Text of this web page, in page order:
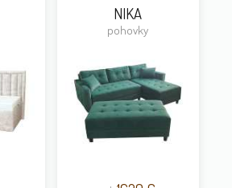
NIKA
pohovky